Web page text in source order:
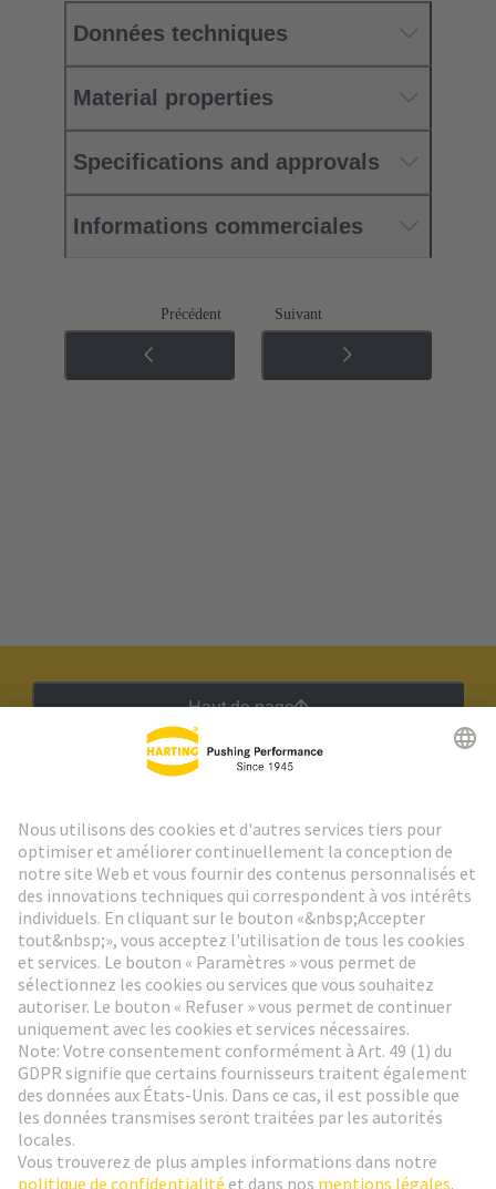
Données techniques
Material properties
Specifications and approvals
Informations commerciales
Précédent Suivant
Haut de page
Aller à l'inscription
Social Media
France Français